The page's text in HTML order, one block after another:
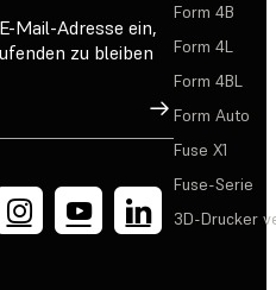
Mail-Adresse ein,
zu bleiben
Registrieren
Form 4B
Form 4L
Form 4BL
Form Auto
Fuse X1
Fuse-Serie
3D-Drucker